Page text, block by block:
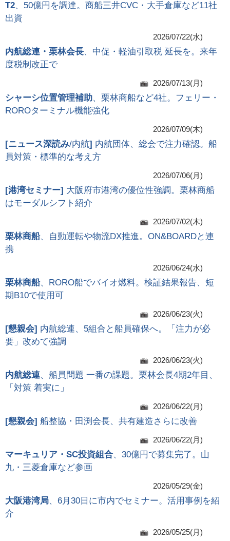
T2、50億円を調達。商船三井CVC・大手倉庫など11社
出資
2026/07/22(水)
内航総連・栗林会長、中促・軽油引取税 延長を。来年
度税制改正で
2026/07/13(月)
シャーシ位置管理補助、栗林商船など4社。フェリー・
ROROターミナル機能強化
2026/07/09(木)
[ニュース深読み/内航] 内航団体、総会で注力確認。船
員対策・標準的な考え方
2026/07/06(月)
[港湾セミナー] 大阪府市港湾の優位性強調。栗林商船
はモーダルシフト紹介
2026/07/02(木)
栗林商船、自動運転や物流DX推進。ON&BOARDと連
携
2026/06/24(水)
栗林商船、RORO船でバイオ燃料。検証結果報告、短
期B10で使用可
2026/06/23(火)
[懇親会] 内航総連、5組合と船員確保へ。「注力が必
要」改めて強調
2026/06/23(火)
内航総連、船員問題 一番の課題。栗林会長4期2年目、
「対策 着実に」
2026/06/22(月)
[懇親会] 船整協・田渕会長、共有建造さらに改善
2026/06/22(月)
マーキュリア・SC投資組合、30億円で募集完了。山
九・三菱倉庫など参画
2026/05/29(金)
大阪港湾局、6月30日に市内でセミナー。活用事例を紹
介
2026/05/25(月)